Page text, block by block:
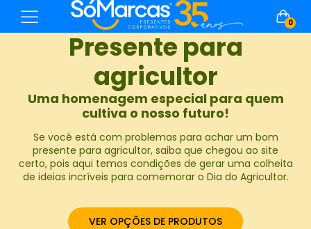
0
Presente para
agricultor
Uma homenagem especial para quem
cultiva o nosso futuro!
Se você está com problemas para achar um bom
presente para agricultor, saiba que chegou ao site
certo, pois aqui temos condições de gerar uma colheita
de ideias incríveis para comemorar o Dia do Agricultor.
VER OPÇÕES DE PRODUTOS